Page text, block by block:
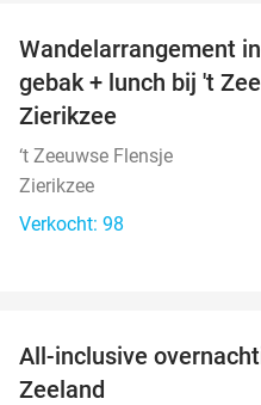
Wandelarrangement
gebak + lunch bij 't
Zierikzee
‘t Zeeuwse Flensje
Zierikzee
Verkocht: 98
All-inclusive
Zeeland